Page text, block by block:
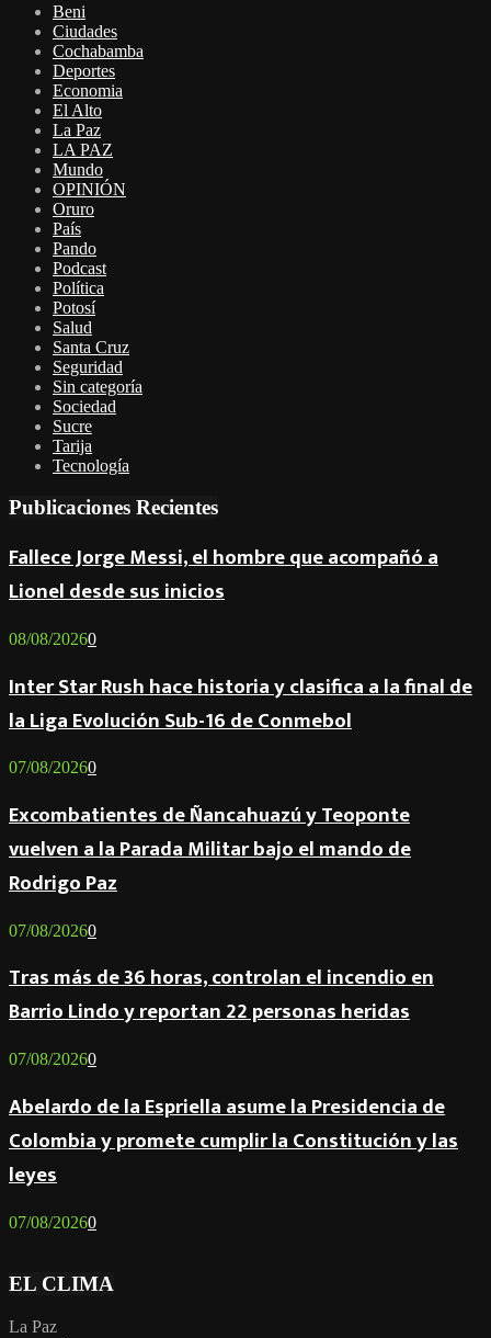
Beni
Ciudades
Cochabamba
Deportes
Economia
El Alto
La Paz
LA PAZ
Mundo
OPINIÓN
Oruro
País
Pando
Podcast
Política
Potosí
Salud
Santa Cruz
Seguridad
Sin categoría
Sociedad
Sucre
Tarija
Tecnología
Publicaciones Recientes
Fallece Jorge Messi, el hombre que acompañó a
Lionel desde sus inicios
08/08/20260
Inter Star Rush hace historia y clasifica a la final de
la Liga Evolución Sub-16 de Conmebol
07/08/20260
Excombatientes de Ñancahuazú y Teoponte
vuelven a la Parada Militar bajo el mando de
Rodrigo Paz
07/08/20260
Tras más de 36 horas, controlan el incendio en
Barrio Lindo y reportan 22 personas heridas
07/08/20260
Abelardo de la Espriella asume la Presidencia de
Colombia y promete cumplir la Constitución y las
leyes
07/08/20260
EL CLIMA
La Paz